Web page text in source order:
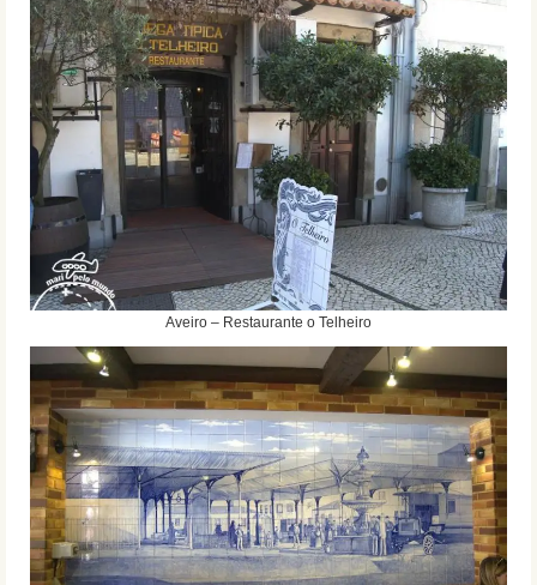
Aveiro – Restaurante o Telheiro